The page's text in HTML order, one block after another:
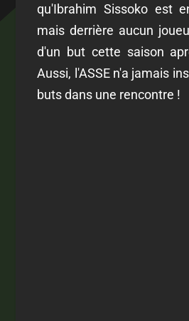
qu'Ibrahim Sissoko est
mais derrière aucun
d'un but cette saison
Aussi, l'ASSE n'a jamais
buts dans une rencontre !